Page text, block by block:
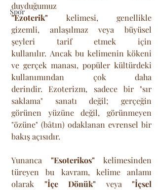
Spor
"Ezoterik" kelimesi, genellikle
gizemli, anlaşılmaz veya büyüsel
şeyleri tarif etmek için
kullanılır. Ancak bu kelimenin kökeni
ve gerçek manası, popüler kültürdeki
kullanımından çok daha
derindir. Ezoterizm, sadece bir "sır
saklama" sanatı değil; gerçeğin
görünen yüzüne değil, görünmeyen
"özüne" (bâtın) odaklanan evrensel bir
bakış açısıdır.
Yunanca "Esoterikos" kelimesinden
türeyen bu kavram, kelime anlamı
olarak "İçe Dönük" veya "İçsel